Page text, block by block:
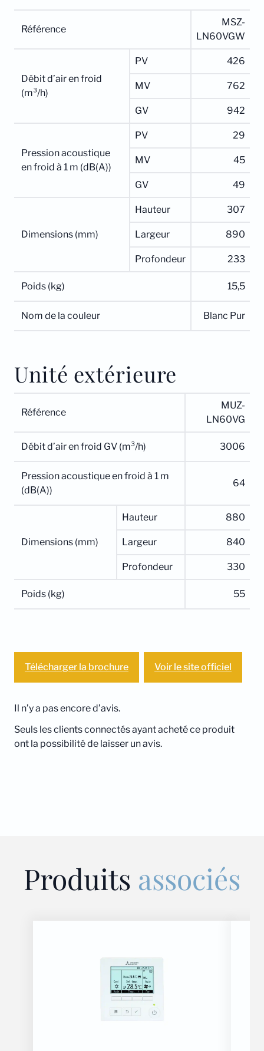
Référence
MSZ-
LN60VGW
Débit d’air en froid
(m³/h)
PV 426
MV 762
GV 942
Pression acoustique
en froid à 1 m (dB(A))
PV 29
MV 45
GV 49
Dimensions (mm)
Hauteur 307
Largeur 890
Profondeur 233
Poids (kg) 15,5
Nom de la couleur Blanc Pur
Unité extérieure
Référence
MUZ-
LN60VG
Débit d’air en froid GV (m³/h) 3006
Pression acoustique en froid à 1 m
(dB(A))
64
Dimensions (mm)
Hauteur 880
Largeur 840
Profondeur 330
Poids (kg) 55
Télécharger la brochure Voir le site officiel
Il n’y a pas encore d’avis.
Seuls les clients connectés ayant acheté ce produit
ont la possibilité de laisser un avis.
Produits associés